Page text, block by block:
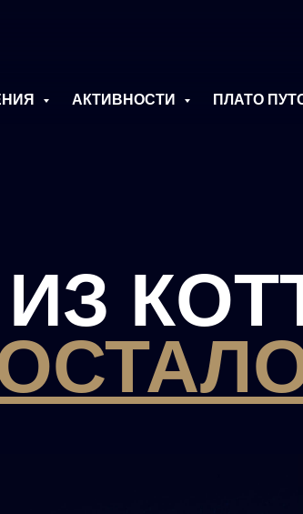
АКТИВНОСТИ ПЛАТО